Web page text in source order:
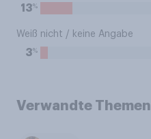
13%
Weiß nicht / keine Angabe
3%
Verwandte Themen